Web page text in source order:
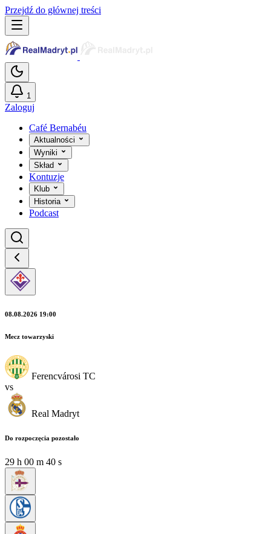
Przejdź do głównej treści
1
Zaloguj
Café Bernabéu
Aktualności
Wyniki
Skład
Kontuzje
Klub
Historia
Podcast
08.08.2026 19:00
Mecz towarzyski
Ferencvárosi TC
vs
Real Madryt
Do rozpoczęcia pozostało
29 h 00 m 39 s